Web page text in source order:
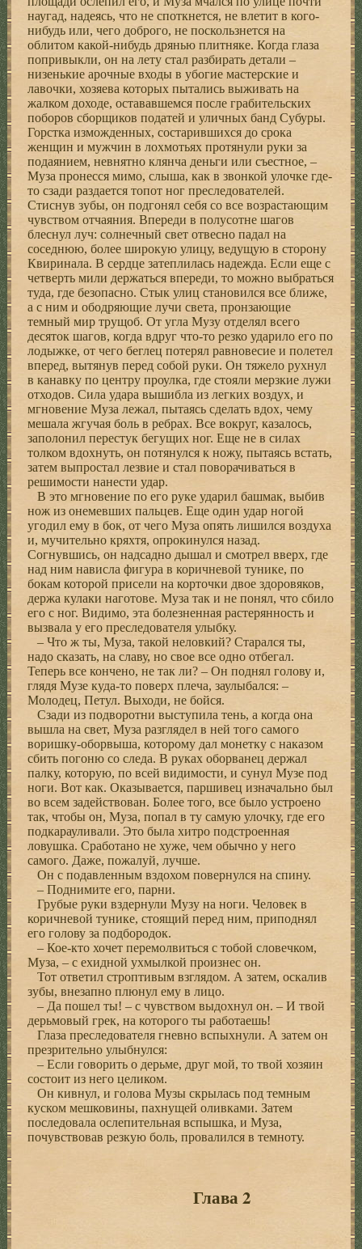
наугад, надеясь, что не споткнется, не влетит в кого-
нибудь или, чего доброго, не поскользнется на
облитом какой-нибудь дрянью плитняке. Когда глаза
попривыкли, он на лету стал разбирать детали –
низенькие арочные входы в убогие мастерские и
лавочки, хозяева которых пытались выживать на
жалком доходе, остававшемся после грабительских
поборов сборщиков податей и уличных банд Субуры.
Горстка изможденных, состарившихся до срока
женщин и мужчин в лохмотьях протянули руки за
подаянием, невнятно клянча деньги или съестное, –
Муза пронесся мимо, слыша, как в звонкой улочке где-
то сзади раздается топот ног преследователей.
Стиснув зубы, он подгонял себя со все возрастающим
чувством отчаяния. Впереди в полусотне шагов
блеснул луч: солнечный свет отвесно падал на
соседнюю, более широкую улицу, ведущую в сторону
Квиринала. В сердце затеплилась надежда. Если еще с
четверть мили держаться впереди, то можно выбраться
туда, где безопасно. Стык улиц становился все ближе,
а с ним и ободряющие лучи света, пронзающие
темный мир трущоб. От угла Музу отделял всего
десяток шагов, когда вдруг что-то резко ударило его по
лодыжке, от чего беглец потерял равновесие и полетел
вперед, вытянув перед собой руки. Он тяжело рухнул
в канавку по центру проулка, где стояли мерзкие лужи
отходов. Сила удара вышибла из легких воздух, и
мгновение Муза лежал, пытаясь сделать вдох, чему
мешала жгучая боль в ребрах. Все вокруг, казалось,
заполонил перестук бегущих ног. Еще не в силах
толком вдохнуть, он потянулся к ножу, пытаясь встать,
затем выпростал лезвие и стал поворачиваться в
решимости нанести удар.
В это мгновение по его руке ударил башмак, выбив
нож из онемевших пальцев. Еще один удар ногой
угодил ему в бок, от чего Муза опять лишился воздуха
и, мучительно кряхтя, опрокинулся назад.
Согнувшись, он надсадно дышал и смотрел вверх, где
над ним нависла фигура в коричневой тунике, по
бокам которой присели на корточки двое здоровяков,
держа кулаки наготове. Муза так и не понял, что сбило
его с ног. Видимо, эта болезненная растерянность и
вызвала у его преследователя улыбку.
– Что ж ты, Муза, такой неловкий? Старался ты,
надо сказать, на славу, но свое все одно отбегал.
Теперь все кончено, не так ли? – Он поднял голову и,
глядя Музе куда-то поверх плеча, заулыбался: –
Молодец, Петул. Выходи, не бойся.
Сзади из подворотни выступила тень, а когда она
вышла на свет, Муза разглядел в ней того самого
воришку-оборвыша, которому дал монетку с наказом
сбить погоню со следа. В руках оборванец держал
палку, которую, по всей видимости, и сунул Музе под
ноги. Вот как. Оказывается, паршивец изначально был
во всем задействован. Более того, все было устроено
так, чтобы он, Муза, попал в ту самую улочку, где его
подкарауливали. Это была хитро подстроенная
ловушка. Сработано не хуже, чем обычно у него
самого. Даже, пожалуй, лучше.
Он с подавленным вздохом повернулся на спину.
– Поднимите его, парни.
Грубые руки вздернули Музу на ноги. Человек в
коричневой тунике, стоящий перед ним, приподнял
его голову за подбородок.
– Кое-кто хочет перемолвиться с тобой словечком,
Муза, – с ехидной ухмылкой произнес он.
Тот ответил строптивым взглядом. А затем, оскалив
зубы, внезапно плюнул ему в лицо.
– Да пошел ты! – с чувством выдохнул он. – И твой
дерьмовый грек, на которого ты работаешь!
Глаза преследователя гневно вспыхнули. А затем он
презрительно улыбнулся:
– Если говорить о дерьме, друг мой, то твой хозяин
состоит из него целиком.
Он кивнул, и голова Музы скрылась под темным
куском мешковины, пахнущей оливками. Затем
последовала ослепительная вспышка, и Муза,
почувствовав резкую боль, провалился в темноту.
Глава 2